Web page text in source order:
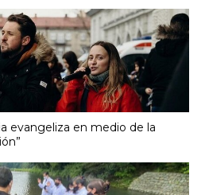
evangeliza en medio de la